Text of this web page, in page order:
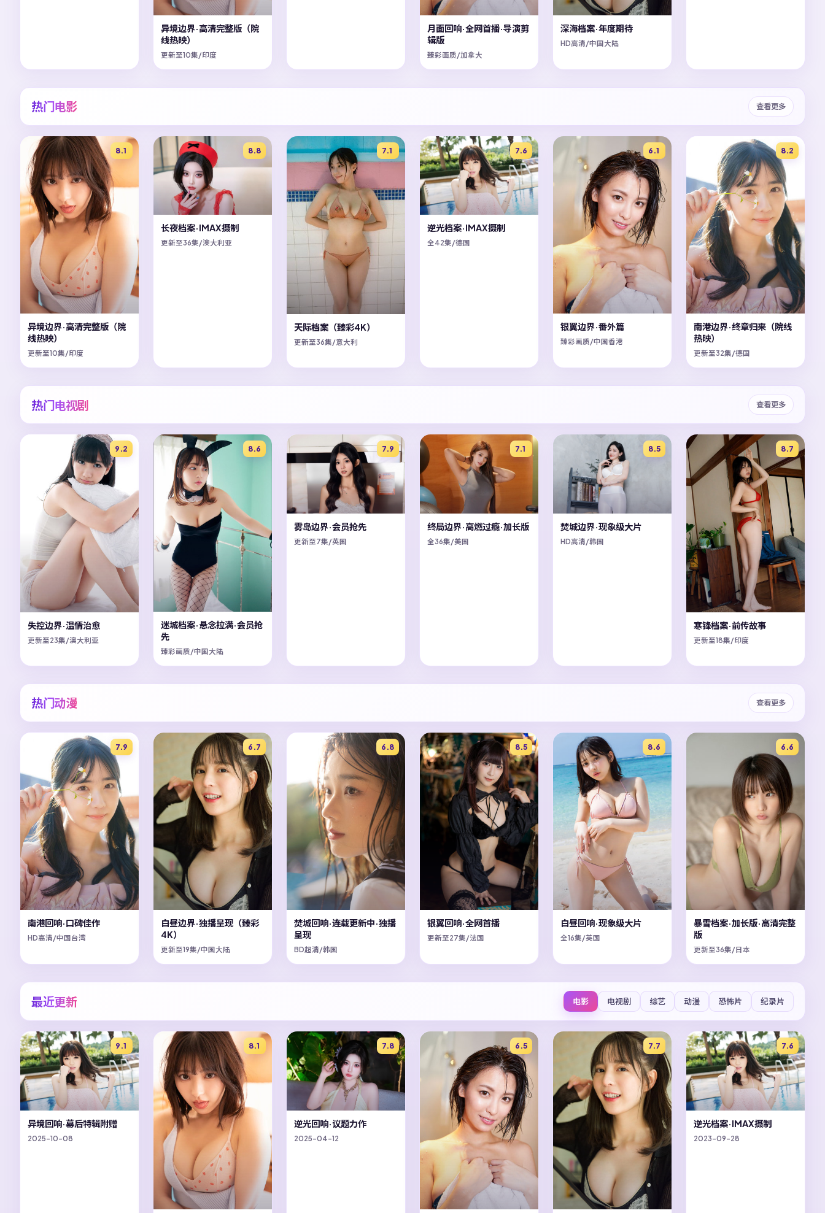
异境边界·高清完整版（院
线热映）
更新至10集/印度
月面回响·全网首播·导演剪
辑版
臻彩画质/加拿大
深海档案·年度期待
HD高清/中国大陆
热门电影 查看更多
8.1
异境边界·高清完整版（院
线热映）
更新至10集/印度
8.8
长夜档案·IMAX摄制
更新至36集/澳大利亚
7.1
天际档案（臻彩4K）
更新至36集/意大利
7.6
逆光档案·IMAX摄制
全42集/德国
6.1
银翼边界·番外篇
臻彩画质/中国香港
8.2
南港边界·终章归来（院线
热映）
更新至32集/德国
热门电视剧 查看更多
9.2
失控边界·温情治愈
更新至23集/澳大利亚
8.6
迷城档案·悬念拉满·会员抢
先
臻彩画质/中国大陆
7.9
雾岛边界·会员抢先
更新至7集/英国
7.1
终局边界·高燃过瘾·加长版
全36集/美国
8.5
焚城边界·现象级大片
HD高清/韩国
8.7
寒锋档案·前传故事
更新至18集/印度
热门动漫 查看更多
7.9
南港回响·口碑佳作
HD高清/中国台湾
6.7
白昼边界·独播呈现（臻彩
4K）
更新至19集/中国大陆
6.8
焚城回响·连载更新中·独播
呈现
BD超清/韩国
8.5
银翼回响·全网首播
更新至27集/法国
8.6
白昼回响·现象级大片
全16集/英国
6.6
暴雪档案·加长版·高清完整
版
更新至36集/日本
最近更新 电影 电视剧 综艺 动漫 恐怖片 纪录片
9.1
异境回响·幕后特辑附赠
2025-10-08
8.1 7.8
逆光回响·议题力作
2025-04-12
6.5 7.7 7.6
逆光档案·IMAX摄制
2023-09-28